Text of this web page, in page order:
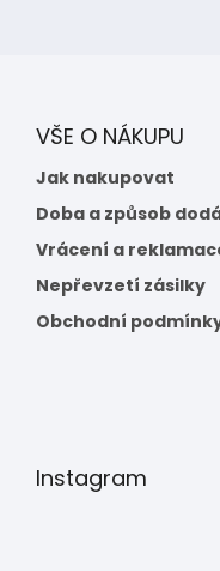
VŠE O NÁKUPU
Jak nakupovat
Doba a způsob
Vrácení a
Nepřevzetí zásilky
Obchodní
Instagram